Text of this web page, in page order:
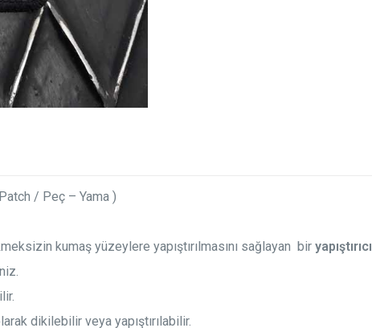
/ Peç – Yama )
kumaş yüzeylere yapıştırılmasını sağlayan biryapıştırıcı
dikilebilir veya yapıştırılabilir.